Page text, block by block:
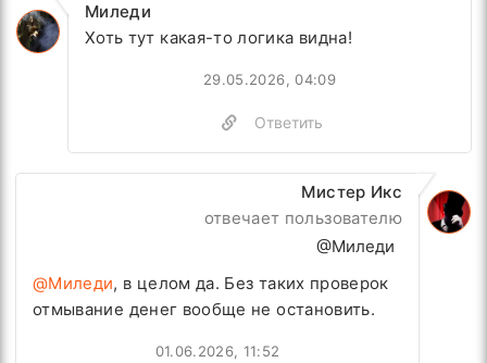
Миледи
Хоть тут какая-то логика видна!
29.05.2026, 04:09
Ответить
Мистер Икс
отвечает пользователю
@Миледи
@Миледи, в целом да. Без таких проверок
отмывание денег вообще не остановить.
01.06.2026, 11:52